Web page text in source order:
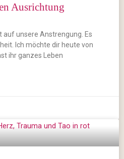
Ausrichtung
auf unsere Anstrengung. Es
Ich möchte dir heute von
ihr ganzes Leben